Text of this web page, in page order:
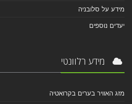
מידע על סלובניה
יעדים נוספים
מידע רלוונטי
מזג האוויר בערים בקרואטיה